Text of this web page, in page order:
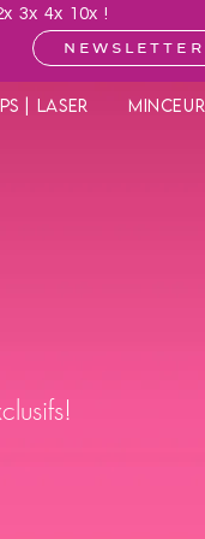
3x 4x 10x !
Newsletter
| Laser Minceur